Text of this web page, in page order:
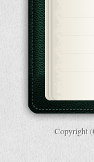
Copyright